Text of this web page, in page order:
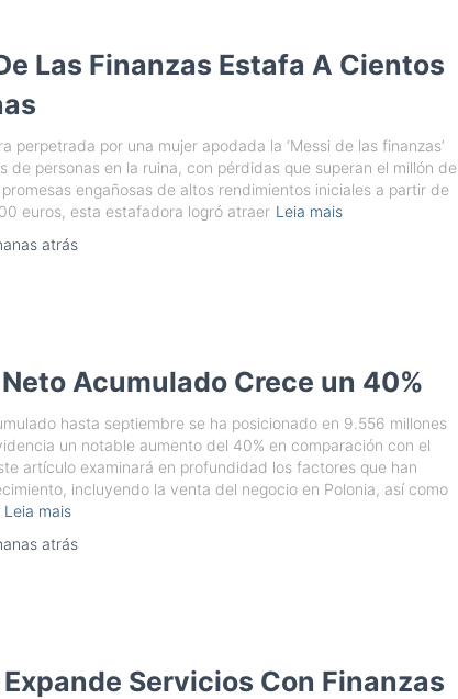
Las Finanzas Estafa A Cientos
perpetrada por una mujer apodada la ‘Messi de las finanzas’
de personas en la ruina, con pérdidas que superan el millón de
engañosas de altos rendimientos iniciales a partir de
euros, esta estafadora logró atraer Leia mais
atrás
Acumulado Crece un 40%
hasta septiembre se ha posicionado en 9.556 millones
un notable aumento del 40% en comparación con el
artículo examinará en profundidad los factores que han
incluyendo la venta del negocio en Polonia, así como
Leia mais
atrás
Servicios Con Finanzas